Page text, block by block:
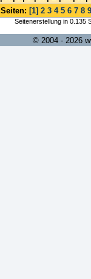
Seiten: [1] 2 3 4 5 6 7 8 9
Seitenerstellung in 0.135
© 2004 - 2026